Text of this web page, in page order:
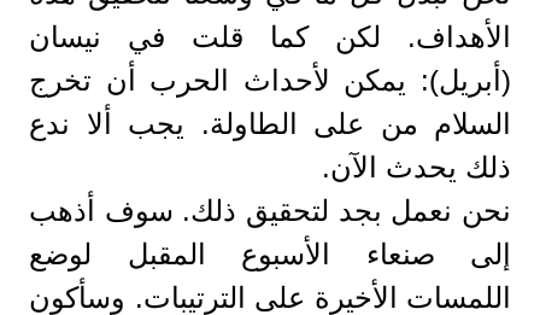
الأهداف. لكن كما قلت في نيسان
(أبريل): يمكن لأحداث الحرب أن تخرج
السلام من على الطاولة. يجب ألا ندع
ذلك يحدث الآن.
نحن نعمل بجد لتحقيق ذلك. سوف أذهب
إلى صنعاء الأسبوع المقبل لوضع
اللمسات الأخيرة على الترتيبات. وسأكون